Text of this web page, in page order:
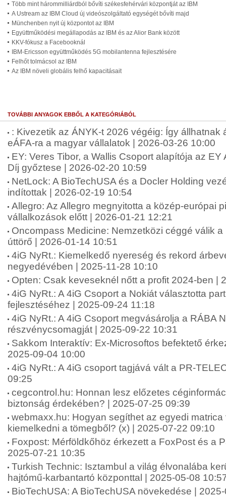
Több mint hárommilliárdból bővíti székesfehérvári központját az IBM
A Ustream az IBM Cloud új videószolgáltató egységét bővíti majd
Münchenben nyit új központot az IBM
Együttműködési megállapodás az IBM és az Alior Bank között
KKV-fókusz a Facebooknál
IBM-Ericsson együttműködés 5G mobilantenna fejlesztésére
Felhőt tolmácsol az IBM
Az IBM növeli globális felhő kapacitásait
TOVÁBBI ANYAGOK EBBŐL A KATEGÓRIÁBÓL
: Kivezetik az ÁNYK-t 2026 végéig: Így állhatnak
eÁFA-ra a magyar vállalatok | 2026-03-26 10:00
EY: Veres Tibor, a Wallis Csoport alapítója az EY
Díj győztese | 2026-02-20 10:59
NetLock: A BioTechUSA és a Docler Holding
indítottak | 2026-02-19 10:54
Allegro: Az Allegro megnyitotta a közép-európai
vállalkozások előtt | 2026-01-21 12:21
Oncompass Medicine: Nemzetközi céggé válik
úttörő | 2026-01-14 10:51
4iG NyRt.: Kiemelkedő nyereség és rekord
negyedévében | 2025-11-28 10:10
Opten: Csak keveseknél nőtt a profit 2024-ben |
4iG NyRt.: A 4iG Csoport a Nokiát választotta
fejlesztéséhez | 2025-09-24 11:18
4iG NyRt.: A 4iG Csoport megvásárolja a RÁBA
részvénycsomagját | 2025-09-22 10:31
Sakkom Interaktív: Ex-Microsoftos befektető
2025-09-04 10:00
4iG NyRt.: A 4iG csoport tagjává vált a PR-
09:25
cegcontrol.hu: Honnan lesz előzetes
biztonság érdekében? | 2025-07-25 09:39
webmaxx.hu: Hogyan segíthet az egyedi
kiemelkedni a tömegből? (x) | 2025-07-22 09:10
Foxpost: Mérföldkőhöz érkezett a FoxPost és a
2025-07-21 10:35
Turkish Technic: Isztambul a világ élvonalába
hajtómű-karbantartó központtal | 2025-05-08
BioTechUSA: A BioTechUSA növekedése |